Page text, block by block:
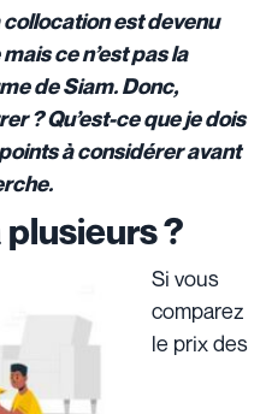
est devenu
ce n’est pas la
de Siam. Donc,
? Qu’est-ce que je dois
à considérer avant
?
Si vous
comparez
le prix des